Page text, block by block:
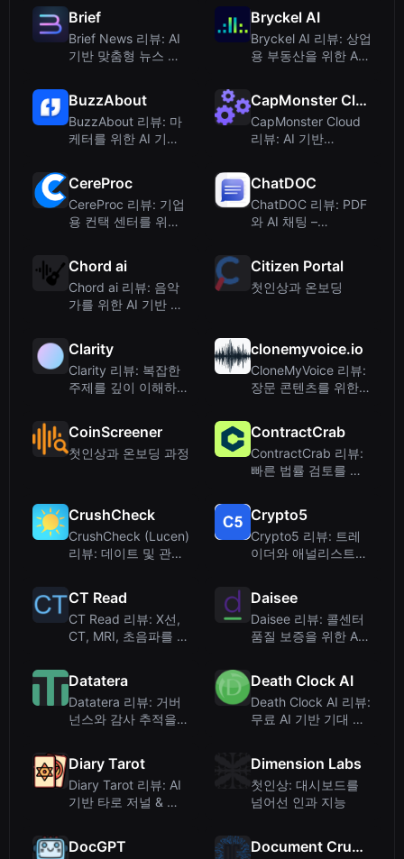
Brief
Brief News 리뷰: AI
기반 맞춤형 뉴스 리
Bryckel AI
Bryckel AI 리뷰: 상업
용 부동산을 위한 AI
BuzzAbout
BuzzAbout 리뷰: 마
케터를 위한 AI 기반
CapMonster Cloud
CapMonster Cloud
리뷰: AI 기반
CereProc
CereProc 리뷰: 기업
용 컨택 센터를 위한
ChatDOC
ChatDOC 리뷰: PDF
와 AI 채팅 –
Chord ai
Chord ai 리뷰: 음악
가를 위한 AI 기반 코
Citizen Portal
첫인상과 온보딩
Clarity
Clarity 리뷰: 복잡한
주제를 깊이 이해하기
clonemyvoice.io
CloneMyVoice 리뷰:
장문 콘텐츠를 위한
CoinScreener
첫인상과 온보딩 과정
ContractCrab
ContractCrab 리뷰:
빠른 법률 검토를 위
CrushCheck
CrushCheck (Lucen)
리뷰: 데이트 및 관계
Crypto5
Crypto5 리뷰: 트레
이더와 애널리스트를
CT Read
CT Read 리뷰: X선,
CT, MRI, 초음파를 위
Daisee
Daisee 리뷰: 콜센터
품질 보증을 위한 AI
Datatera
Datatera 리뷰: 거버
넌스와 감사 추적을
Death Clock AI
Death Clock AI 리뷰:
무료 AI 기반 기대 수
Diary Tarot
Diary Tarot 리뷰: AI
기반 타로 저널 & 무
Dimension Labs
첫인상: 대시보드를
넘어선 인과 지능
DocGPT Document Crunch